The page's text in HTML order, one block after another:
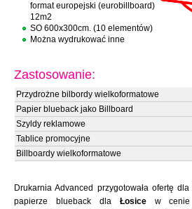
format europejski (eurobillboard)
12m2
SO 600x300cm. (10 elementów)
Można wydrukować inne
Zastosowanie:
Przydrożne bilbordy wielkoformatowe
Papier blueback jako Billboard
Szyldy reklamowe
Tablice promocyjne
Billboardy wielkoformatowe
Drukarnia Advanced przygotowała ofertę dla
papierze blueback dla Łosicew cenie